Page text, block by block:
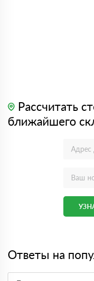
Рассчитать
ближайшего
Ответы на